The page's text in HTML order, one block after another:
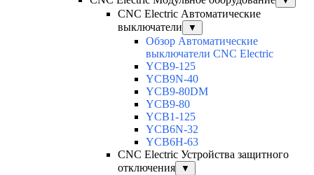
CNC Electric Автоматические
выключатели
▼
Обзор Автоматические
выключатели CNC Electric
YCB9-125
YCB9N-40
YCB9-80DM
YCB9-80
YCB1-125
YCB6N-32
YCB6H-63
CNC Electric Устройства защитного
отключения
▼